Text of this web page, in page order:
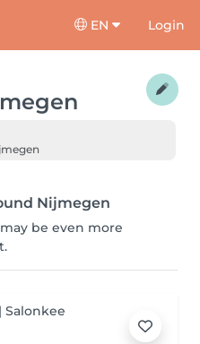
EN Login
Nijmegen
be even more